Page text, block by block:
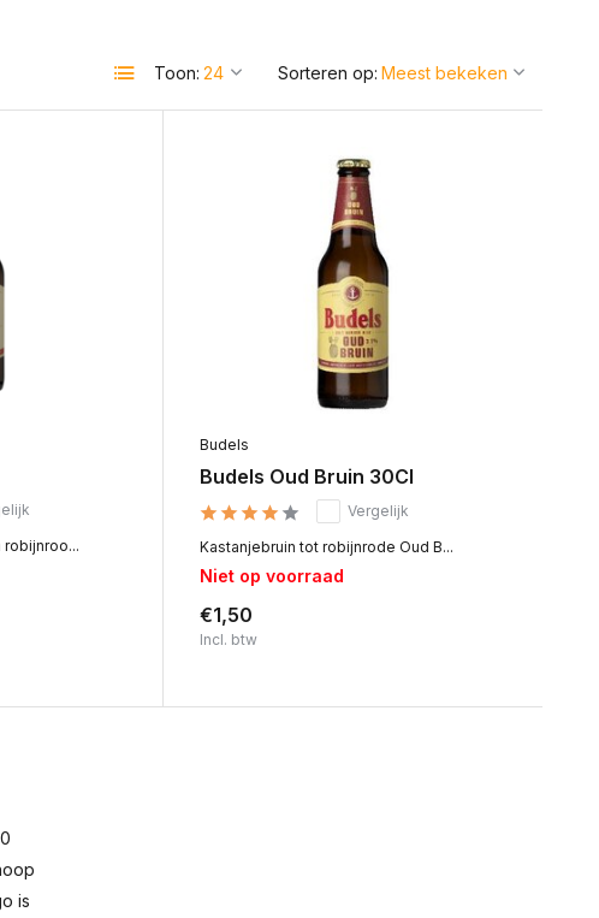
Toon: Sorteren op:
Budels
Budels Oud Bruin 30Cl
Vergelijk
Kastanjebruin tot robijnrode Oud B...
Niet op voorraad
€1,50
Incl. btw
is